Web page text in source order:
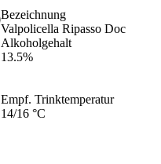
Bezeichnung
Valpolicella Ripasso Doc
Alkoholgehalt
13.5%
Empf. Trinktemperatur
14/16 °C